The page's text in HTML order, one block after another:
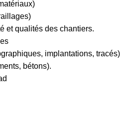
et qualités des chantiers.
implantations, tracés)
bétons).